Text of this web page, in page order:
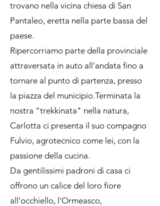
trovano nella vicina chiesa di San
Pantaleo, eretta nella parte bassa del
paese.
Ripercorriamo parte della provinciale
attraversata in auto all'andata fino a
tornare al punto di partenza, presso
la piazza del municipio.Terminata la
nostra "trekkinata" nella natura,
Carlotta ci presenta il suo compagno
Fulvio, agrotecnico come lei, con la
passione della cucina.
Da gentilissimi padroni di casa ci
offrono un calice del loro fiore
all'occhiello, l'Ormeasco,